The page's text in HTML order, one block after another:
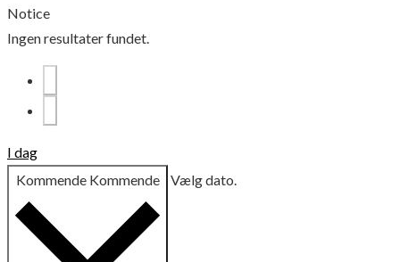
Notice
Ingen resultater fundet.
I dag
Kommende Kommende Vælg dato.